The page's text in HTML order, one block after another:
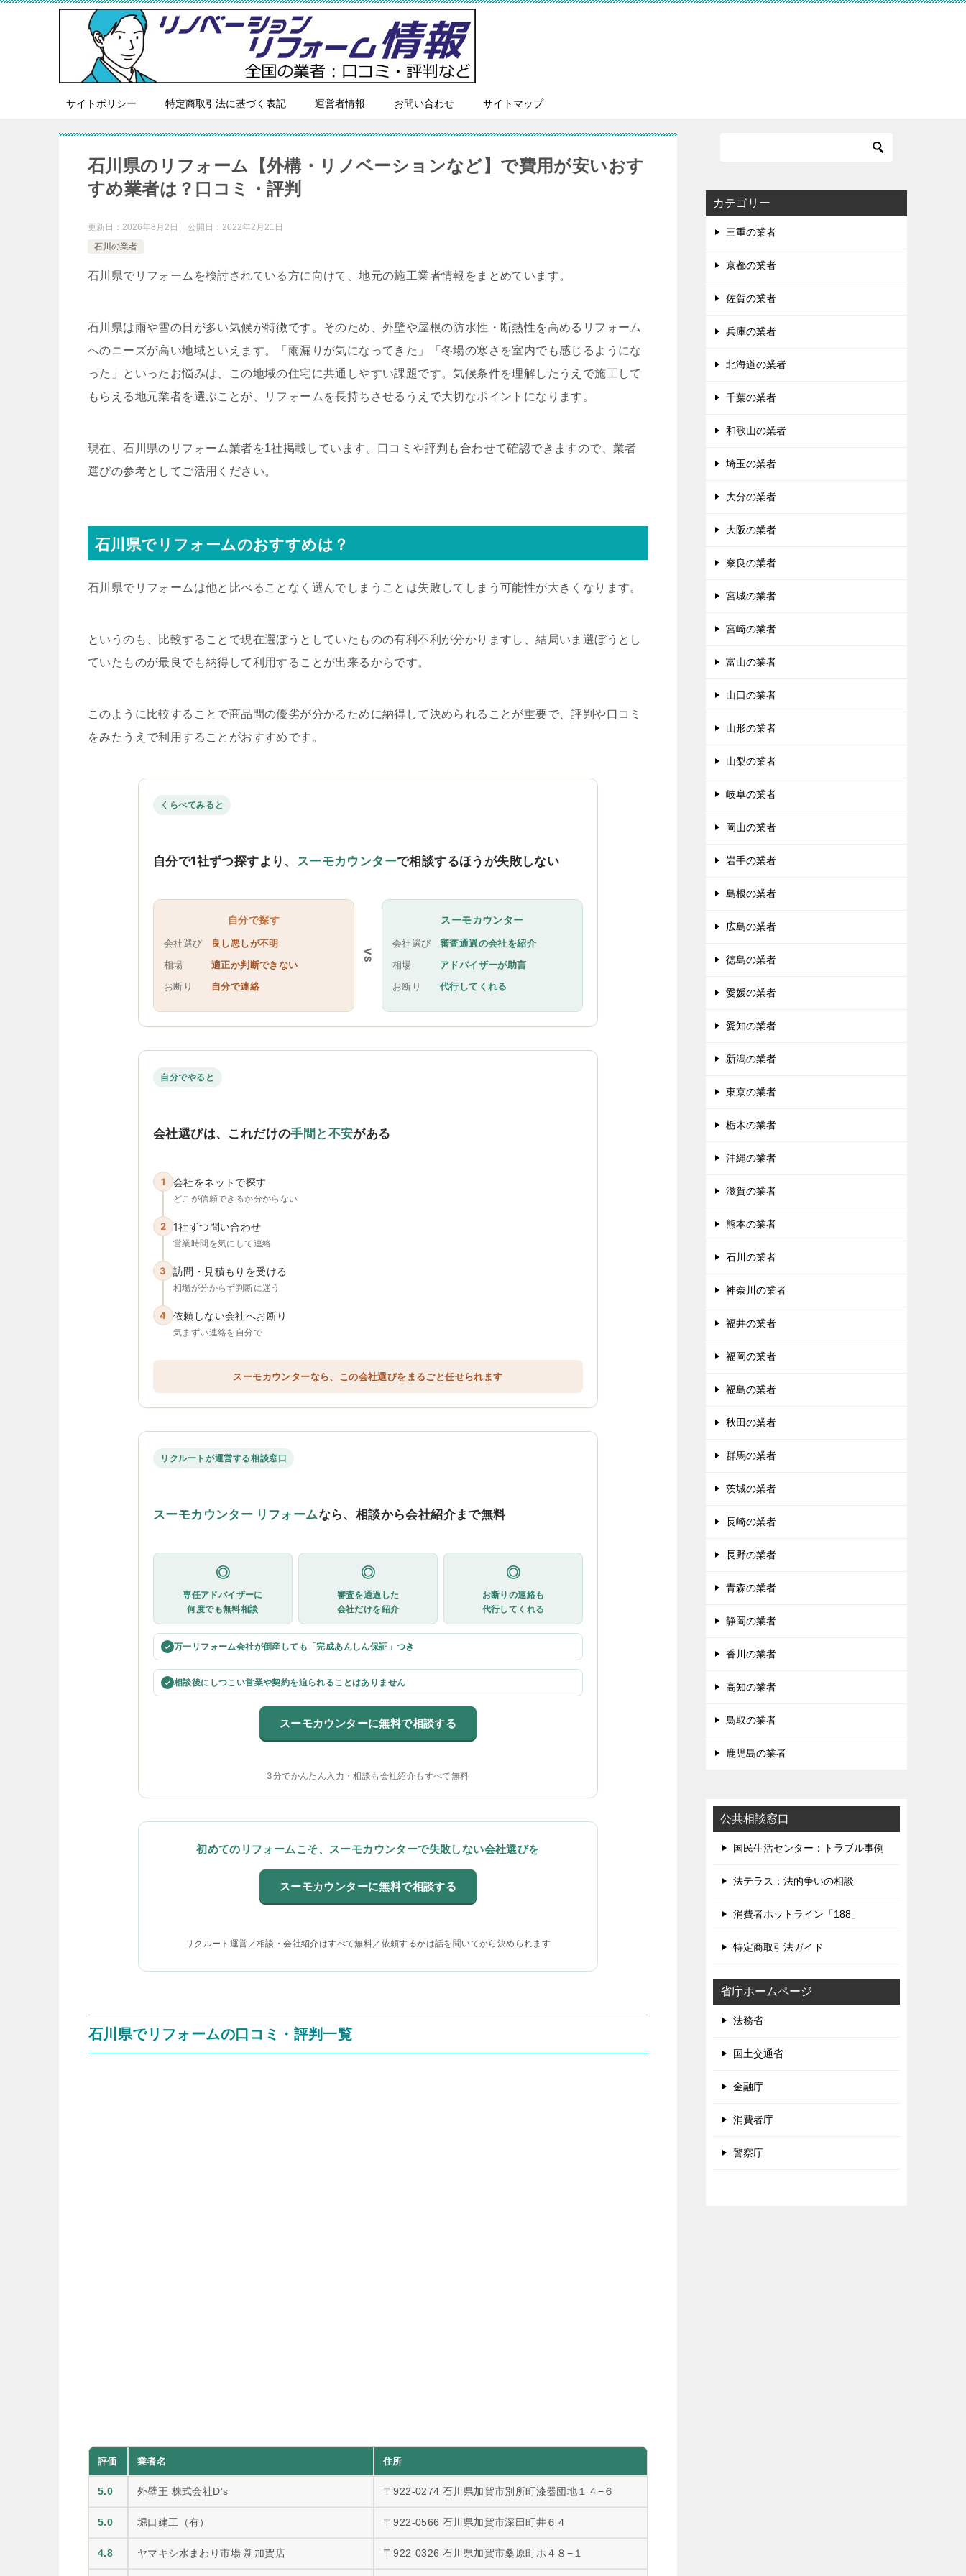
サイトポリシー 特定商取引法に基づく表記 運営者情報 お問い合わせ サイトマップ
石川県のリフォーム【外構・リノベーションなど】で費用が安いおす
すめ業者は？口コミ・評判
更新日： 2026年8月2日 公開日： 2022年2月21日
石川の業者
石川県でリフォームを検討されている方に向けて、地元の施工業者情報をまとめています。
石川県は雨や雪の日が多い気候が特徴です。そのため、外壁や屋根の防水性・断熱性を高めるリフォーム
へのニーズが高い地域といえます。「雨漏りが気になってきた」「冬場の寒さを室内でも感じるようにな
った」といったお悩みは、この地域の住宅に共通しやすい課題です。気候条件を理解したうえで施工して
もらえる地元業者を選ぶことが、リフォームを長持ちさせるうえで大切なポイントになります。
現在、石川県のリフォーム業者を1社掲載しています。口コミや評判も合わせて確認できますので、業者
選びの参考としてご活用ください。
石川県でリフォームのおすすめは？
石川県でリフォームは他と比べることなく選んでしまうことは失敗してしまう可能性が大きくなります。
というのも、比較することで現在選ぼうとしていたものの有利不利が分かりますし、結局いま選ぼうとし
ていたものが最良でも納得して利用することが出来るからです。
このように比較することで商品間の優劣が分かるために納得して決められることが重要で、評判や口コミ
をみたうえで利用することがおすすめです。
くらべてみると
自分で1社ずつ探すより、 スーモカウンターで相談するほうが失敗しない
自分で探す
会社選び
良し悪しが不明
相場
適正か判断できない
お断り
自分で連絡
VS
スーモカウンター
会社選び
審査通過の会社を紹介
相場
アドバイザーが助言
お断り
代行してくれる
自分でやると
会社選びは、これだけの手間と不安がある
1 会社をネットで探す
どこが信頼できるか分からない
2 1社ずつ問い合わせ
営業時間を気にして連絡
3 訪問・見積もりを受ける
相場が分からず判断に迷う
4 依頼しない会社へお断り
気まずい連絡を自分で
スーモカウンターなら、この会社選びをまるごと任せられます
リクルートが運営する相談窓口
スーモカウンター リフォームなら、相談から会社紹介まで無料
◎
専任アドバイザーに
何度でも無料相談
◎
審査を通過した
会社だけを紹介
◎
お断りの連絡も
代行してくれる
✓ 万一リフォーム会社が倒産しても「完成あんしん保証」つき
✓ 相談後にしつこい営業や契約を迫られることはありません
スーモカウンターに無料で相談する
3分でかんたん入力・相談も会社紹介もすべて無料
初めてのリフォームこそ、スーモカウンターで失敗しない会社選びを
スーモカウンターに無料で相談する
リクルート運営／相談・会社紹介はすべて無料／依頼するかは話を聞いてから決められます
石川県でリフォームの口コミ・評判一覧
評価 業者名 住所
5.0 外壁王 株式会社D’s 〒922-0274 石川県加賀市別所町漆器団地１４−６
5.0 堀口建工（有） 〒922-0566 石川県加賀市深田町井６４
4.8 ヤマキシ水まわり市場 新加賀店 〒922-0326 石川県加賀市桑原町ホ４８−１
カテゴリー
三重の業者
京都の業者
佐賀の業者
兵庫の業者
北海道の業者
千葉の業者
和歌山の業者
埼玉の業者
大分の業者
大阪の業者
奈良の業者
宮城の業者
宮崎の業者
富山の業者
山口の業者
山形の業者
山梨の業者
岐阜の業者
岡山の業者
岩手の業者
島根の業者
広島の業者
徳島の業者
愛媛の業者
愛知の業者
新潟の業者
東京の業者
栃木の業者
沖縄の業者
滋賀の業者
熊本の業者
石川の業者
神奈川の業者
福井の業者
福岡の業者
福島の業者
秋田の業者
群馬の業者
茨城の業者
長崎の業者
長野の業者
青森の業者
静岡の業者
香川の業者
高知の業者
鳥取の業者
鹿児島の業者
公共相談窓口
国民生活センター：トラブル事例
法テラス：法的争いの相談
消費者ホットライン「188」
特定商取引法ガイド
省庁ホームページ
法務省
国土交通省
金融庁
消費者庁
警察庁